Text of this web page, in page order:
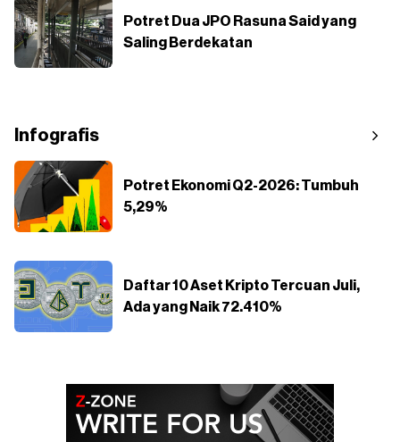
Potret Dua JPO Rasuna Said yang
Saling Berdekatan
Infografis
Potret Ekonomi Q2-2026: Tumbuh
5,29%
Daftar 10 Aset Kripto Tercuan Juli,
Ada yang Naik 72.410%